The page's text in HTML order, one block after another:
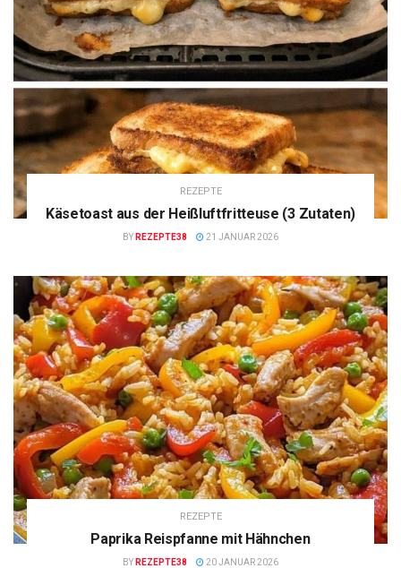
REZEPTE
Käsetoast aus der Heißluftfritteuse (3 Zutaten)
BY REZEPTE38 21 JANUAR 2026
REZEPTE
Paprika Reispfanne mit Hähnchen
BY REZEPTE38 20 JANUAR 2026